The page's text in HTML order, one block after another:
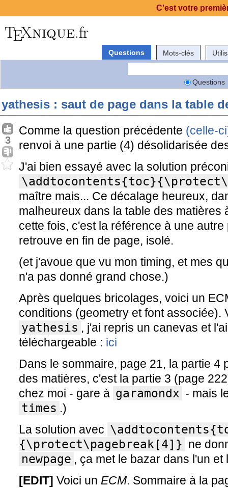
Questions Mots-clés
Questions
yathesis : saut de page dans la table
3
Comme la question précédente (celle-
renvoi à une partie (4) désolidarisée
J'ai bien essayé avec la solution
maître mais... Ce décalage heureux,
malheureux dans la table des matières
cette fois, c'est la référence à une
retrouve en fin de page, isolé.
(et j'avoue que vu mon timing, et mes
n'a pas donné grand chose.)
Après quelques bricolages, voici un
conditions (geometry et font associée).
yathesis , j'ai repris un canevas et
téléchargeable : ici
Dans le sommaire, page 21, la partie 4
des matières, c'est la partie 3 (page
chez moi - gare à garamondx - mais
times .)
La solution avec
{\protect\pagebreak[4]} ne
newpage , ça met le bazar dans l'un et
[EDIT] Voici un ECM. Sommaire à la
C'est votre